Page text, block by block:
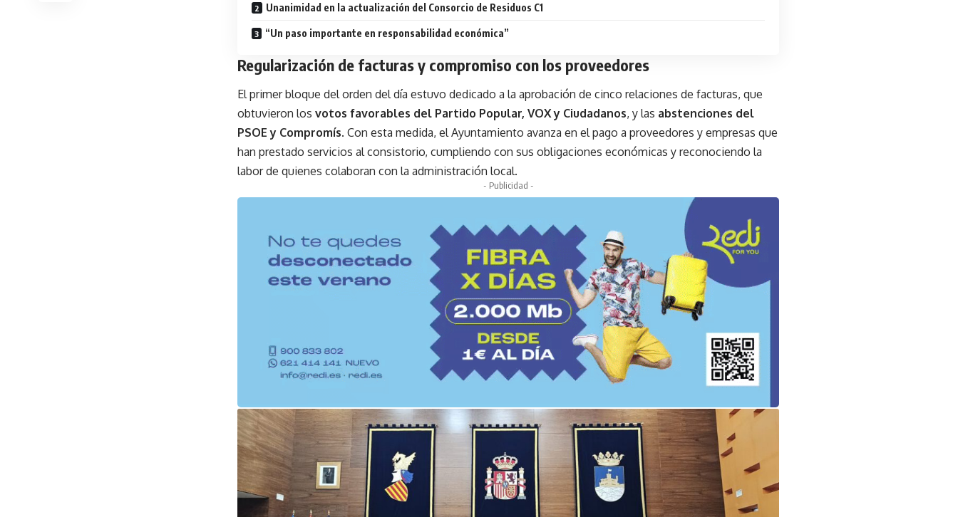
Unanimidad en la actualización del Consorcio de Residuos C1
“Un paso importante en responsabilidad económica”
Regularización de facturas y compromiso con los proveedores
El primer bloque del orden del día estuvo dedicado a la aprobación de cinco relaciones de facturas, que
obtuvieron los votos favorables del Partido Popular, VOX y Ciudadanos, y las abstenciones del
PSOE y Compromís. Con esta medida, el Ayuntamiento avanza en el pago a proveedores y empresas que
han prestado servicios al consistorio, cumpliendo con sus obligaciones económicas y reconociendo la
labor de quienes colaboran con la administración local.
- Publicidad -